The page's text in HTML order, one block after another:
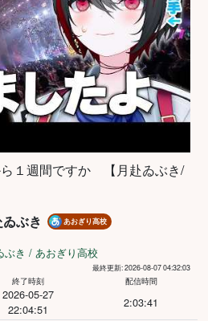
１週間ですか 【月赴ゐぶき/
ゐぶき
あおぎり高校
き / あおぎり高校
最終更新: 2026-08-07 04:32:03
終了時刻
2026-05-27
22:04:51
配信時間
2:03:41